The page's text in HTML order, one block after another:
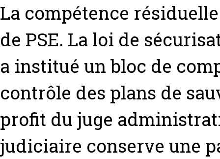
La compétence
de PSE. La loi de
a institué un bloc de
contrôle des plans de
profit du juge
judiciaire conserve une